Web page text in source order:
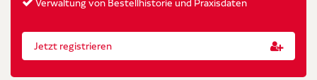
Verwaltung von Bestellhistorie und Praxisdaten
Jetzt registrieren